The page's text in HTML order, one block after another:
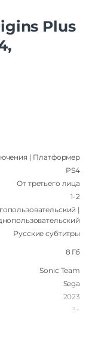
Plus
| Платформер
PS4
От третьего лица
1-2
|
Русские субтитры
8 Гб
Sonic Team
Sega
2023
3+